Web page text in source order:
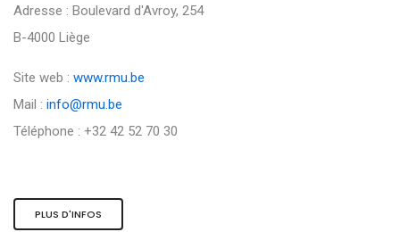
Adresse : Boulevard d'Avroy, 254
B-4000 Liège
Site web : www.rmu.be
Mail : info@rmu.be
Téléphone : +32 42 52 70 30
PLUS D'INFOS